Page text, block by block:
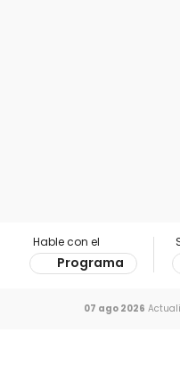
Hable con el
Programa
07 ago 2026